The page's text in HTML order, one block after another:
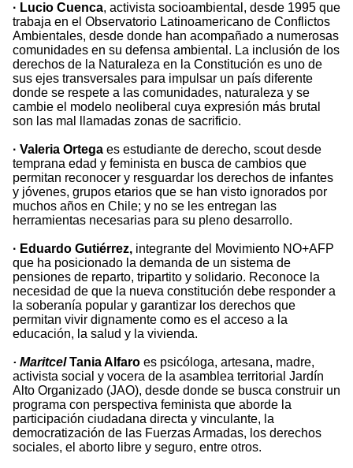
· Lucio Cuenca, activista socioambiental, desde 1995 que
trabaja en el Observatorio Latinoamericano de Conflictos
Ambientales, desde donde han acompañado a numerosas
comunidades en su defensa ambiental. La inclusión de los
derechos de la Naturaleza en la Constitución es uno de
sus ejes transversales para impulsar un país diferente
donde se respete a las comunidades, naturaleza y se
cambie el modelo neoliberal cuya expresión más brutal
son las mal llamadas zonas de sacrificio.
· Valeria Ortega es estudiante de derecho, scout desde
temprana edad y feminista en busca de cambios que
permitan reconocer y resguardar los derechos de infantes
y jóvenes, grupos etarios que se han visto ignorados por
muchos años en Chile; y no se les entregan las
herramientas necesarias para su pleno desarrollo.
· Eduardo Gutiérrez, integrante del Movimiento NO+AFP
que ha posicionado la demanda de un sistema de
pensiones de reparto, tripartito y solidario. Reconoce la
necesidad de que la nueva constitución debe responder a
la soberanía popular y garantizar los derechos que
permitan vivir dignamente como es el acceso a la
educación, la salud y la vivienda.
· MaritcelTania Alfaro es psicóloga, artesana, madre,
activista social y vocera de la asamblea territorial Jardín
Alto Organizado (JAO), desde donde se busca construir un
programa con perspectiva feminista que aborde la
participación ciudadana directa y vinculante, la
democratización de las Fuerzas Armadas, los derechos
sociales, el aborto libre y seguro, entre otros.